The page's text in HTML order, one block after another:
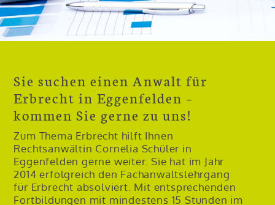
Sie suchen einen Anwalt für
Erbrecht in Eggenfelden –
kommen Sie gerne zu uns!
Zum Thema Erbrecht hilft Ihnen
Rechtsanwältin Cornelia Schüler in
Eggenfelden gerne weiter. Sie hat im Jahr
2014 erfolgreich den Fachanwaltslehrgang
für Erbrecht absolviert. Mit entsprechenden
Fortbildungen mit mindestens 15 Stunden im